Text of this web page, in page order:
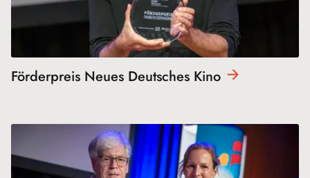
Förderpreis Neues Deutsches Kino